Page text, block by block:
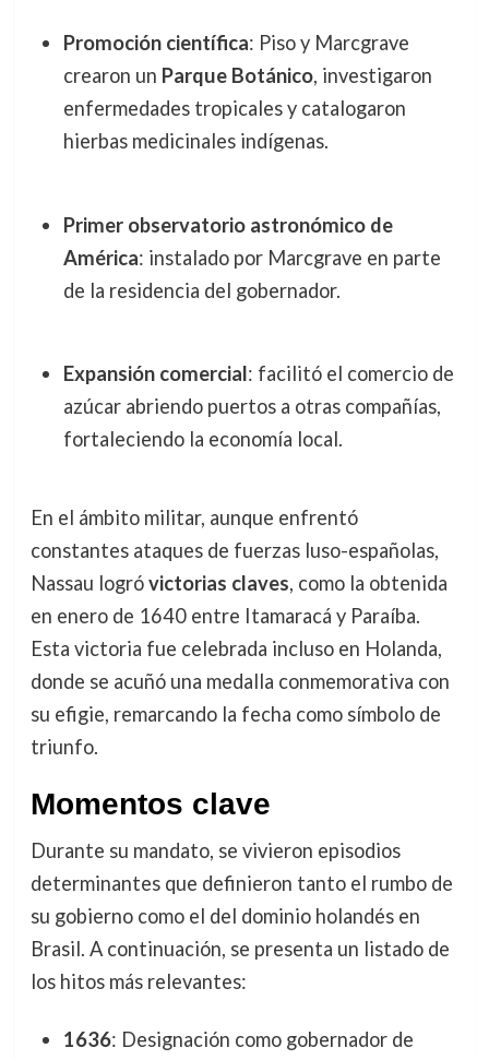
Promoción científica: Piso y Marcgrave
crearon un Parque Botánico, investigaron
enfermedades tropicales y catalogaron
hierbas medicinales indígenas.
Primer observatorio astronómico de
América: instalado por Marcgrave en parte
de la residencia del gobernador.
Expansión comercial: facilitó el comercio de
azúcar abriendo puertos a otras compañías,
fortaleciendo la economía local.
En el ámbito militar, aunque enfrentó
constantes ataques de fuerzas luso-españolas,
Nassau logróvictorias claves, como la obtenida
en enero de 1640 entre Itamaracá y Paraíba.
Esta victoria fue celebrada incluso en Holanda,
donde se acuñó una medalla conmemorativa con
su efigie, remarcando la fecha como símbolo de
triunfo.
Momentos clave
Durante su mandato, se vivieron episodios
determinantes que definieron tanto el rumbo de
su gobierno como el del dominio holandés en
Brasil. A continuación, se presenta un listado de
los hitos más relevantes:
1636: Designación como gobernador de